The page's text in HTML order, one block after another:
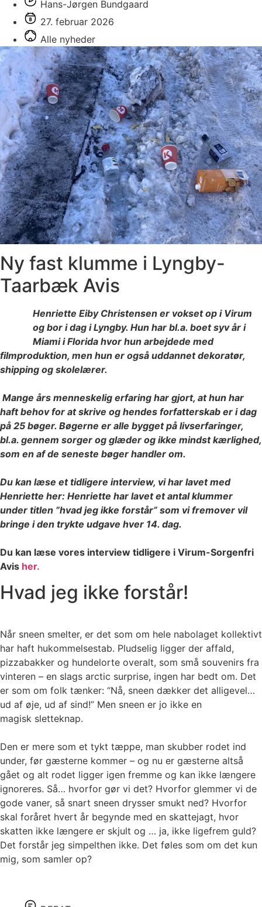
Hans-Jørgen Bundgaard
27. februar 2026
Alle nyheder
Ny fast klumme i Lyngby-
Taarbæk Avis
Henriette Eiby Christensen er vokset op i Virum
og bor i dag i Lyngby. Hun har bl.a. boet syv år i
Miami i Florida hvor hun arbejdede med
filmproduktion, men hun er også uddannet dekoratør,
shipping og skolelærer.
Mange års menneskelig erfaring har gjort, at hun har
haft behov for at skrive og hendes forfatterskab er i dag
på 25 bøger. Bøgerne er alle bygget på livserfaringer,
bl.a. gennem sorger og glæder og ikke mindst kærlighed,
som en af de seneste bøger handler om.
Du kan læse et tidligere interview, vi har lavet med
Henriette her: Henriette har lavet et antal klummer
under titlen ”hvad jeg ikke forstår” som vi fremover vil
bringe i den trykte udgave hver 14. dag.
Du kan læse vores interview tidligere i Virum-Sorgenfri
Avis her.
Hvad jeg ikke forstår!
Når sneen smelter, er det som om hele nabolaget kollektivt
har haft hukommelsestab. Pludselig ligger der affald,
pizzabakker og hundelorte overalt, som små souvenirs fra
vinteren – en slags arctic surprise, ingen har bedt om. Det
er som om folk tænker: “Nå, sneen dækker det alligevel…
ud af øje, ud af sind!” Men sneen er jo ikke en
magisk sletteknap.
Den er mere som et tykt tæppe, man skubber rodet ind
under, før gæsterne kommer – og nu er gæsterne altså
gået og alt rodet ligger igen fremme og kan ikke længere
ignoreres. Så… hvorfor gør vi det? Hvorfor glemmer vi de
gode vaner, så snart sneen drysser smukt ned? Hvorfor
skal foråret hvert år begynde med en skattejagt, hvor
skatten ikke længere er skjult og … ja, ikke ligefrem guld?
Det forstår jeg simpelthen ikke. Det føles som om det kun
mig, som samler op?